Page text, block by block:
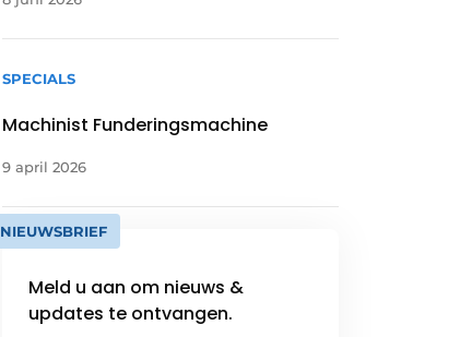
SPECIALS
Machinist Funderingsmachine
9 april 2026
NIEUWSBRIEF
Meld u aan om nieuws &
updates te ontvangen.